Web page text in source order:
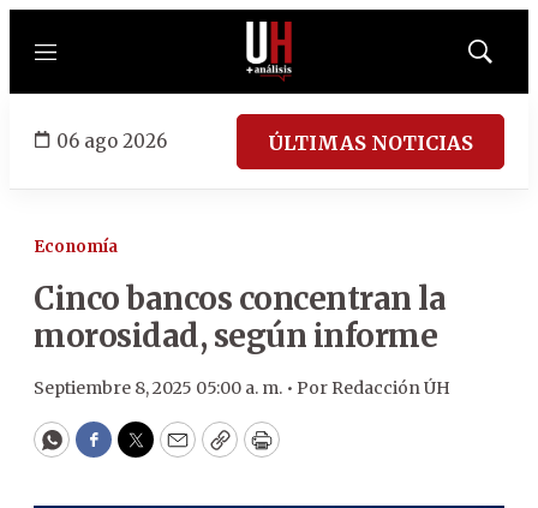
Menú
Mostrar
06 ago 2026 ÚLTIMAS NOTICIAS
Economía
Cinco bancos concentran la
morosidad, según informe
Septiembre 8, 2025 05:00 a. m. • Por Redacción ÚH
WhatsApp
Facebook
Twitter
EmailCopyPrint